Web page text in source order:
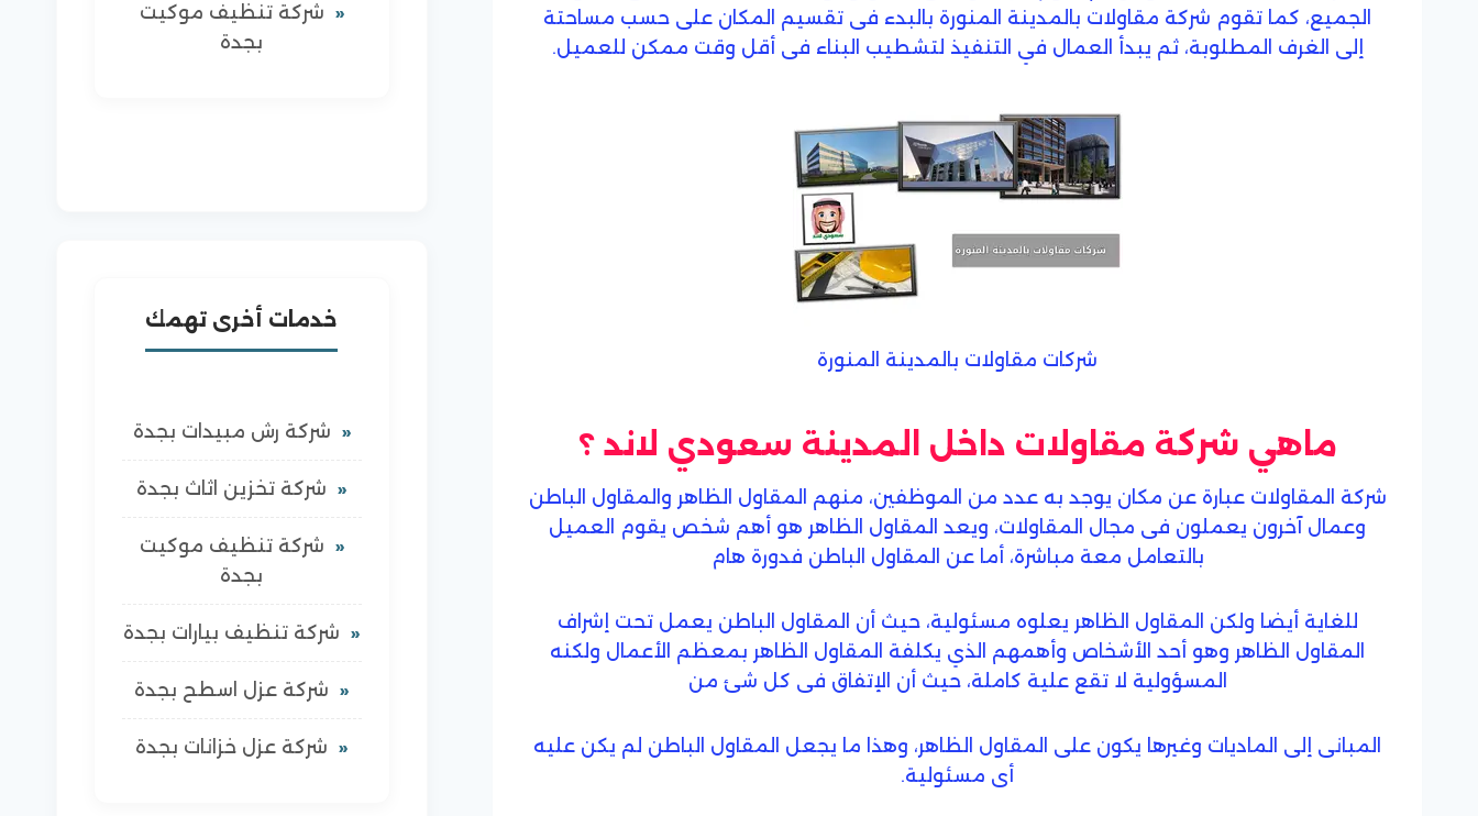
الجميع، كما تقوم شركة مقاولات بالمدينة المنورة بالبدء فى تقسيم المكان على حسب مساحتة
إلى الغرف المطلوبة، ثم يبدأ العمال في التنفيذ لتشطيب البناء فى أقل وقت ممكن للعميل.
شركات مقاولات بالمدينة المنورة
ماهي شركة مقاولات داخل المدينة سعودي لاند ؟
شركة المقاولات عبارة عن مكان يوجد به عدد من الموظفين، منهم المقاول الظاهر والمقاول الباطن
وعمال آخرون يعملون فى مجال المقاولات، ويعد المقاول الظاهر هو أهم شخص يقوم العميل
بالتعامل معة مباشرة، أما عن المقاول الباطن فدورة هام
للغاية أيضا ولكن المقاول الظاهر يعلوه مسئولية، حيث أن المقاول الباطن يعمل تحت إشراف
المقاول الظاهر وهو أحد الأشخاص وأهمهم الذي يكلفة المقاول الظاهر بمعظم الأعمال ولكنه
المسؤولية لا تقع علية كاملة، حيث أن الإتفاق فى كل شئ من
المبانى إلى الماديات وغيرها يكون على المقاول الظاهر، وهذا ما يجعل المقاول الباطن لم يكن عليه
أى مسئولية.
شركة تنظيف موكيت
بجدة
خدمات أخرى تهمك
شركة رش مبيدات بجدة
شركة تخزين اثاث بجدة
شركة تنظيف موكيت
بجدة
شركة تنظيف بيارات بجدة
شركة عزل اسطح بجدة
شركة عزل خزانات بجدة